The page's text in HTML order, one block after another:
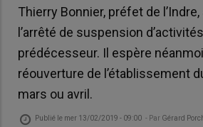
Thierry Bonnier, préfet de
l’arrêté de suspension
prédécesseur. Il espère
réouverture de l’établissement
mars ou avril.
Publié le mer 13/02/2019 - 09:00 - Par Gérard